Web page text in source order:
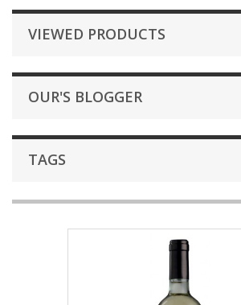
VIEWED PRODUCTS
OUR'S BLOGGER
TAGS